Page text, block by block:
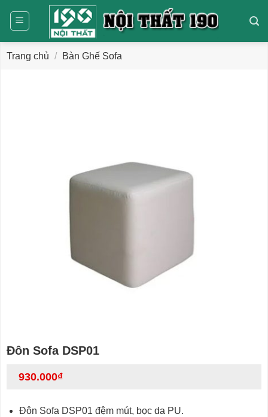
dung
Trang chủ / Bàn Ghế Sofa
Đôn Sofa DSP01
930.000₫
Đôn Sofa DSP01 đệm mút, bọc da PU.